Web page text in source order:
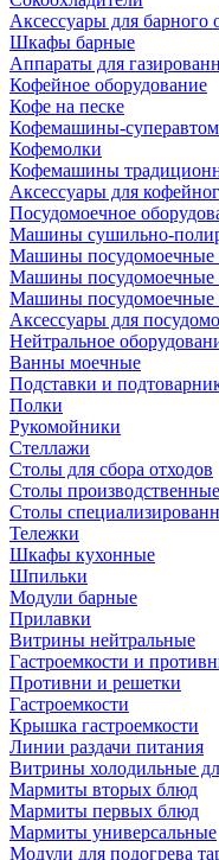
Аксессуары для барного
Шкафы барные
Аппараты для
Кофейное оборудование
Кофе на песке
Кофемашины-
Кофемолки
Кофемашины
Аксессуары для
Посудомоечное
Машины сушильно-
Машины посудомоечные
Машины посудомоечные
Машины посудомоечные
Аксессуары для
Нейтральное
Ванны моечные
Подставки и
Полки
Рукомойники
Стеллажи
Столы для сбора отходов
Столы производственные
Столы
Тележки
Шкафы кухонные
Шпильки
Модули барные
Прилавки
Витрины нейтральные
Гастроемкости и
Противни и решетки
Гастроемкости
Крышка гастроемкости
Линии раздачи питания
Витрины холодильные
Мармиты вторых блюд
Мармиты первых блюд
Мармиты универсальные
Модули для подогрева